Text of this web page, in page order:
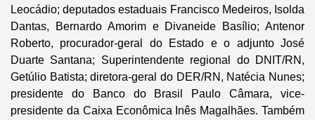
Leocádio; deputados estaduais Francisco Medeiros, Isolda
Dantas, Bernardo Amorim e Divaneide Basílio; Antenor
Roberto, procurador-geral do Estado e o adjunto José
Duarte Santana; Superintendente regional do DNIT/RN,
Getúlio Batista; diretora-geral do DER/RN, Natécia Nunes;
presidente do Banco do Brasil Paulo Câmara, vice-
presidente da Caixa Econômica Inês Magalhães. Também